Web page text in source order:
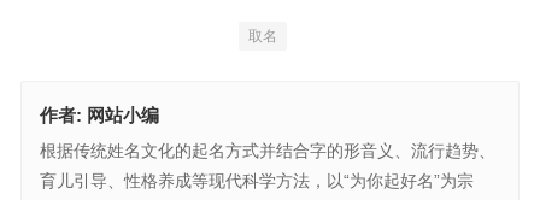
取名
作者: 网站小编
根据传统姓名文化的起名方式并结合字的形音义、流行趋势、
育儿引导、性格养成等现代科学方法，以“为你起好名”为宗